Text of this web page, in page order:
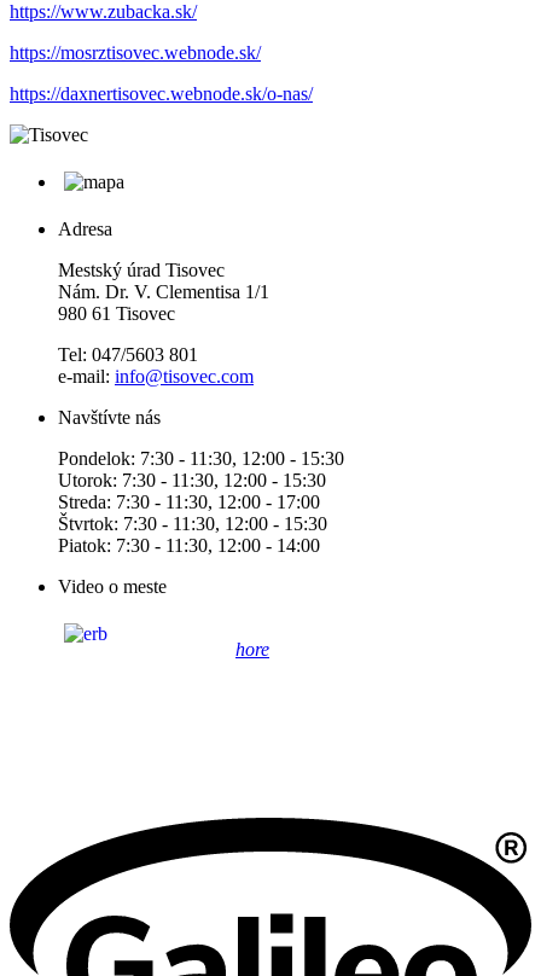
https://www.zubacka.sk/
https://mosrztisovec.webnode.sk/
https://daxnertisovec.webnode.sk/o-nas/
Adresa
Mestský úrad Tisovec
Nám. Dr. V. Clementisa 1/1
980 61 Tisovec
Tel: 047/5603 801
e-mail: info@tisovec.com
Navštívte nás
Pondelok: 7:30 - 11:30, 12:00 - 15:30
Utorok: 7:30 - 11:30, 12:00 - 15:30
Streda: 7:30 - 11:30, 12:00 - 17:00
Štvrtok: 7:30 - 11:30, 12:00 - 15:30
Piatok: 7:30 - 11:30, 12:00 - 14:00
Video o meste
hore